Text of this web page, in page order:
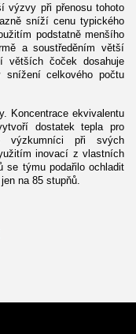
výzvy při přenosu tohoto
sníží cenu typického
podstatně menšího
a soustředěním větší
větších čoček dosahuje
celkového počtu
Koncentrace ekvivalentu
dostatek tepla pro
výzkumníci při svých
inovací z vlastních
se týmu podařilo ochladit
na 85 stupňů.